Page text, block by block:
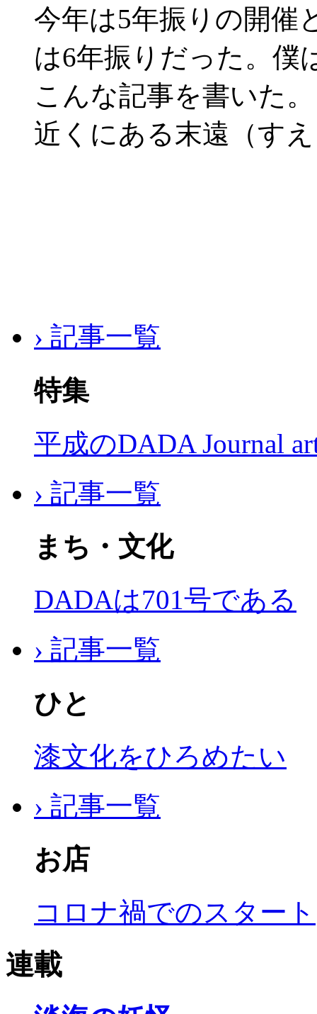
今年は5年振りの開催
は6年振りだった。僕
こんな記事を書いた
近くにある末遠（す
› 記事一覧
特集
平成のDADA Journal
› 記事一覧
まち・文化
DADAは701号である
› 記事一覧
ひと
漆文化をひろめたい
› 記事一覧
お店
コロナ禍でのスタート
連載